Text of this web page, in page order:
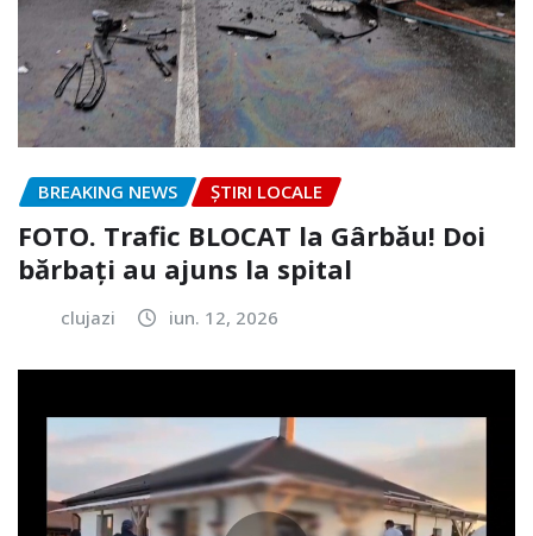
BREAKING NEWS ȘTIRI LOCALE
FOTO. Trafic BLOCAT la Gârbău! Doi
bărbați au ajuns la spital
clujazi iun. 12, 2026